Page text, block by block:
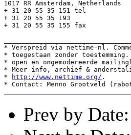
1017 RR Amsterdam, Netherlands
+ 31 20 55 35 151 tel
+ 31 20 55 35 193
+ 31 20 55 35 155 fax
* Verspreid via nettime-nl.
* toegestaan zonder
* open en ongemodereerde
* Meer info, archief &
*
http://www.nettime.org/ .
Prev by Date: